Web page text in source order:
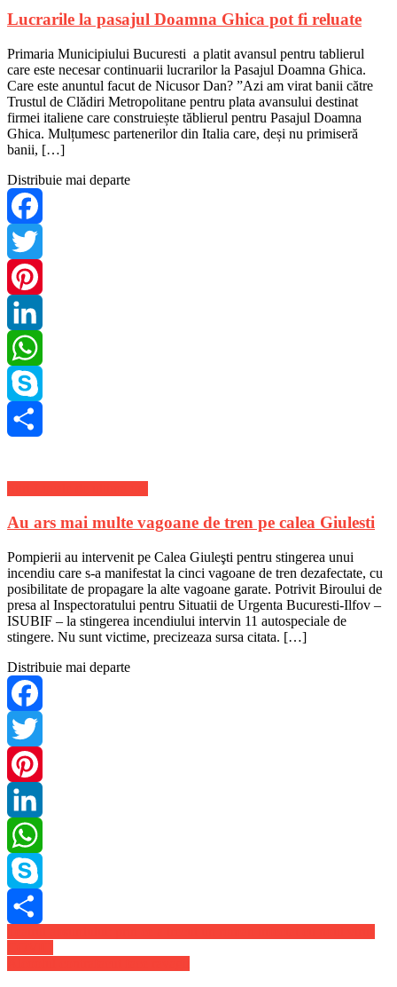
Lucrarile la pasajul Doamna Ghica pot fi reluate
Primaria Municipiului Bucuresti a platit avansul pentru tablierul
care este necesar continuarii lucrarilor la Pasajul Doamna Ghica.
Care este anuntul facut de Nicusor Dan? ”Azi am virat banii către
Trustul de Clădiri Metropolitane pentru plata avansului destinat
firmei italiene care construiește tăblierul pentru Pasajul Doamna
Ghica. Mulțumesc partenerilor din Italia care, deși nu primiseră
banii, […]
Distribuie mai departe
Facebook
Twitter
Pinterest
LinkedIn
WhatsApp
Skype
Au ars mai multe vagoane de tren pe calea Giulesti
Pompierii au intervenit pe Calea Giuleşti pentru stingerea unui
incendiu care s-a manifestat la cinci vagoane de tren dezafectate, cu
posibilitate de propagare la alte vagoane garate. Potrivit Biroului de
presa al Inspectoratului pentru Situatii de Urgenta Bucuresti-Ilfov –
ISUBIF – la stingerea incendiului intervin 11 autospeciale de
stingere. Nu sunt victime, precizeaza sursa citata. […]
Distribuie mai departe
Facebook
Twitter
Pinterest
LinkedIn
WhatsApp
Skype
Share
Navigare
în